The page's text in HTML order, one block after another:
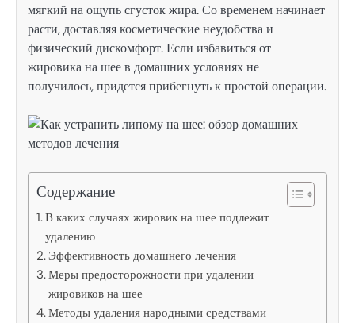
мягкий на ощупь сгусток жира. Со временем начинает
расти, доставляя косметические неудобства и
физический дискомфорт. Если избавиться от
жировика на шее в домашних условиях не
получилось, придется прибегнуть к простой операции.
Содержание
В каких случаях жировик на шее подлежит
удалению
Эффективность домашнего лечения
Меры предосторожности при удалении
жировиков на шее
Методы удаления народными средствами